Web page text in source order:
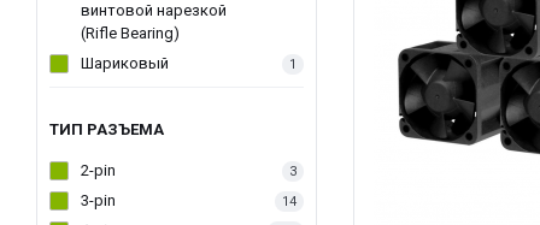
винтовой нарезкой
(Rifle Bearing)
Шариковый 1
ТИП РАЗЪЕМА
2-pin 3
3-pin 14